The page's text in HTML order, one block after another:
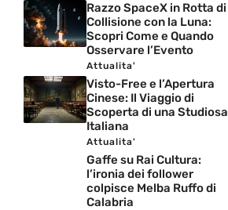
Razzo SpaceX in Rotta di
Collisione con la Luna:
Scopri Come e Quando
Osservare l’Evento
Attualita'
Visto-Free e l’Apertura
Cinese: Il Viaggio di
Scoperta di una Studiosa
Italiana
Attualita'
Gaffe su Rai Cultura:
l’ironia dei follower
colpisce Melba Ruffo di
Calabria